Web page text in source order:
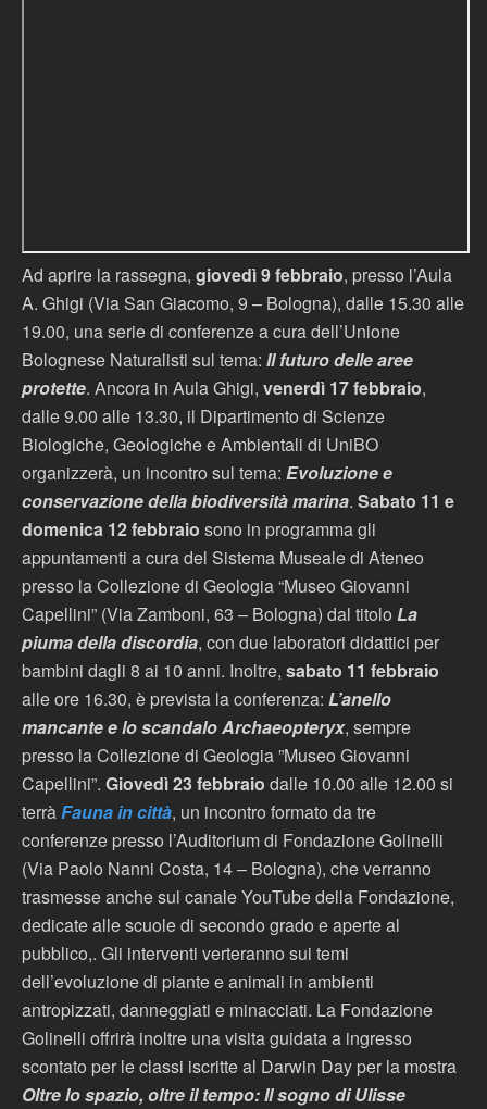
Ad aprire la rassegna, giovedì 9 febbraio, presso l’Aula
A. Ghigi (Via San Giacomo, 9 – Bologna), dalle 15.30 alle
19.00, una serie di conferenze a cura dell’Unione
Bolognese Naturalisti sul tema: Il futuro delle aree
protette. Ancora in Aula Ghigi, venerdì 17 febbraio,
dalle 9.00 alle 13.30, il Dipartimento di Scienze
Biologiche, Geologiche e Ambientali di UniBO
organizzerà, un incontro sul tema: Evoluzione e
conservazione della biodiversità marina. Sabato 11 e
domenica 12 febbraio sono in programma gli
appuntamenti a cura del Sistema Museale di Ateneo
presso la Collezione di Geologia “Museo Giovanni
Capellini” (Via Zamboni, 63 – Bologna) dal titolo La
piuma della discordia, con due laboratori didattici per
bambini dagli 8 ai 10 anni. Inoltre, sabato 11 febbraio
alle ore 16.30, è prevista la conferenza: L’anello
mancante e lo scandalo Archaeopteryx, sempre
presso la Collezione di Geologia ”Museo Giovanni
Capellini”. Giovedì 23 febbraio dalle 10.00 alle 12.00 si
terràFauna in città, un incontro formato da tre
conferenze presso l’Auditorium di Fondazione Golinelli
(Via Paolo Nanni Costa, 14 – Bologna), che verranno
trasmesse anche sul canale YouTube della Fondazione,
dedicate alle scuole di secondo grado e aperte al
pubblico,. Gli interventi verteranno sui temi
dell’evoluzione di piante e animali in ambienti
antropizzati, danneggiati e minacciati. La Fondazione
Golinelli offrirà inoltre una visita guidata a ingresso
scontato per le classi iscritte al Darwin Day per la mostra
Oltre lo spazio, oltre il tempo: Il sogno di Ulisse